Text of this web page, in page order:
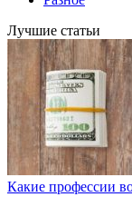
Лучшие статьи
Какие профессии